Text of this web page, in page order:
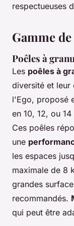
respectueuses
Gamme
Poêles à
Les poêles à
diversité et leur
l'Ego, proposé
en 10, 12, ou
Ces poêles
une
les espaces
maximale de 8
grandes
recommandés.
qui peut être